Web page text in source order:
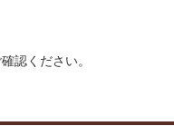
ージをご確認くださ